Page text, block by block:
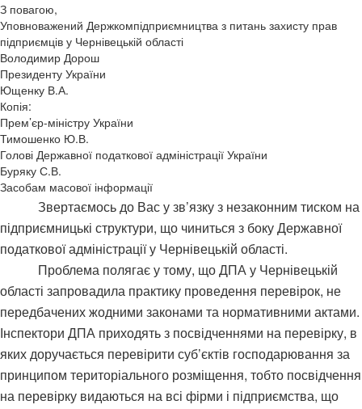
З повагою,
Уповноважений Держкомпідприємництва з питань захисту прав
підприємців у Чернівецькій області
Володимир Дорош
Президенту України
Ющенку В.А.
Копія:
Прем’єр-міністру України
Тимошенко Ю.В.
Голові Державної податкової адміністрації України
Буряку С.В.
Засобам масової інформації
Звертаємось до Вас у зв’язку з незаконним тиском на
підприємницькі структури, що чиниться з боку Державної
податкової адміністрації у Чернівецькій області.
Проблема полягає у тому, що ДПА у Чернівецькій
області запровадила практику проведення перевірок, не
передбачених жодними законами та нормативними актами.
Інспектори ДПА приходять з посвідченнями на перевірку, в
яких доручається перевірити суб’єктів господарювання за
принципом територіального розміщення, тобто посвідчення
на перевірку видаються на всі фірми і підприємства, що